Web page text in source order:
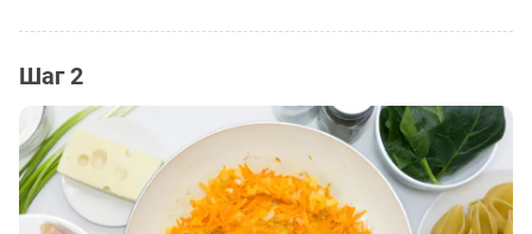
Шаг 2